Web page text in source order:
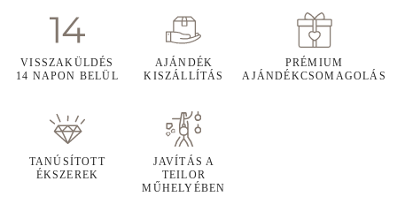
VISSZAKÜLDÉS
14 NAPON BELÜL
AJÁNDÉK
KISZÁLLÍTÁS
PRÉMIUM
AJÁNDÉKCSOMAGOLÁS
TANÚSÍTOTT
ÉKSZEREK
JAVÍTÁS A
TEILOR
MŰHELYÉBEN